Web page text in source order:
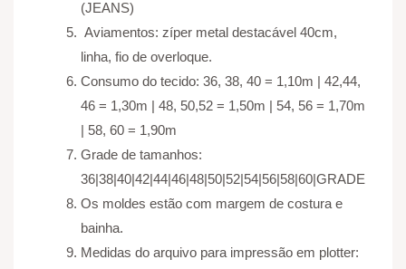
(JEANS)
Aviamentos: zíper metal destacável 40cm,
linha, fio de overloque.
Consumo do tecido: 36, 38, 40 = 1,10m | 42,44,
46 = 1,30m | 48, 50,52 = 1,50m | 54, 56 = 1,70m
| 58, 60 = 1,90m
Grade de tamanhos:
36|38|40|42|44|46|48|50|52|54|56|58|60|GRADE
Os moldes estão com margem de costura e
bainha.
Medidas do arquivo para impressão em plotter: